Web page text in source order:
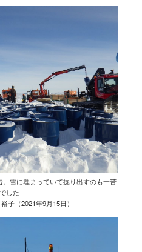
雪に埋まっていて掘り出すのも一苦
した
子（2021年9月15日）